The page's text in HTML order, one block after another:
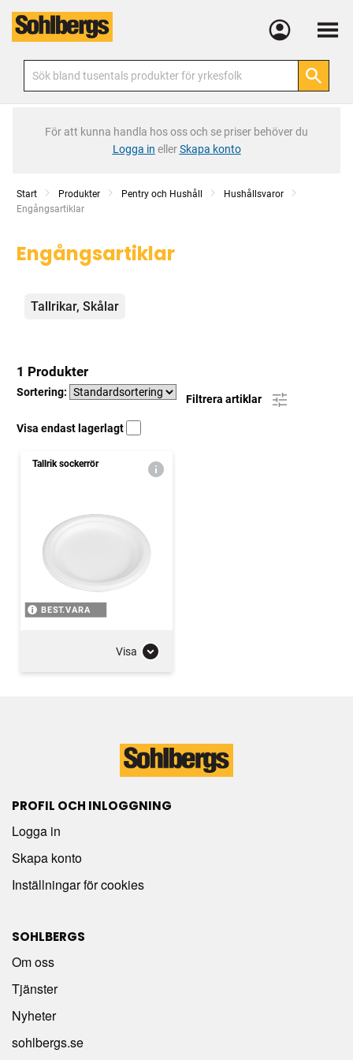
Meny
För att kunna handla hos oss och se priser behöver du
Logga in ellerSkapa konto
Start Produkter Pentry och Hushåll
Hushållsvaror
Current:
Engångsartiklar
Engångsartiklar
Kategorier
Tallrikar, Skålar
1 Produkter
Sortering:
Filtrera artiklar
Visa endast lagerlagt
Tallrik sockerrör
BEST.VARA
Visa
PROFIL OCH INLOGGNING
Logga in
Skapa konto
Inställningar för cookies
SOHLBERGS
Om oss
Tjänster
Nyheter
sohlbergs.se